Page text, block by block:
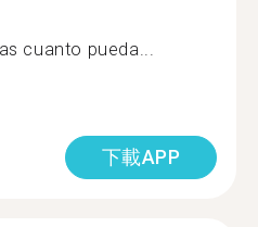
cuanto pueda...
下載APP